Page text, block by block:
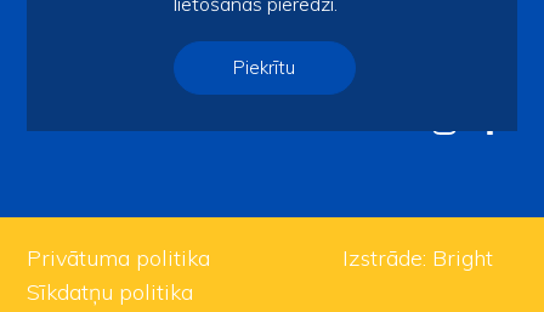
Piekļūstamības paziņojums
Privātuma politika
Sīkdatņu politika
Izstrāde: Bright
Piekrītu